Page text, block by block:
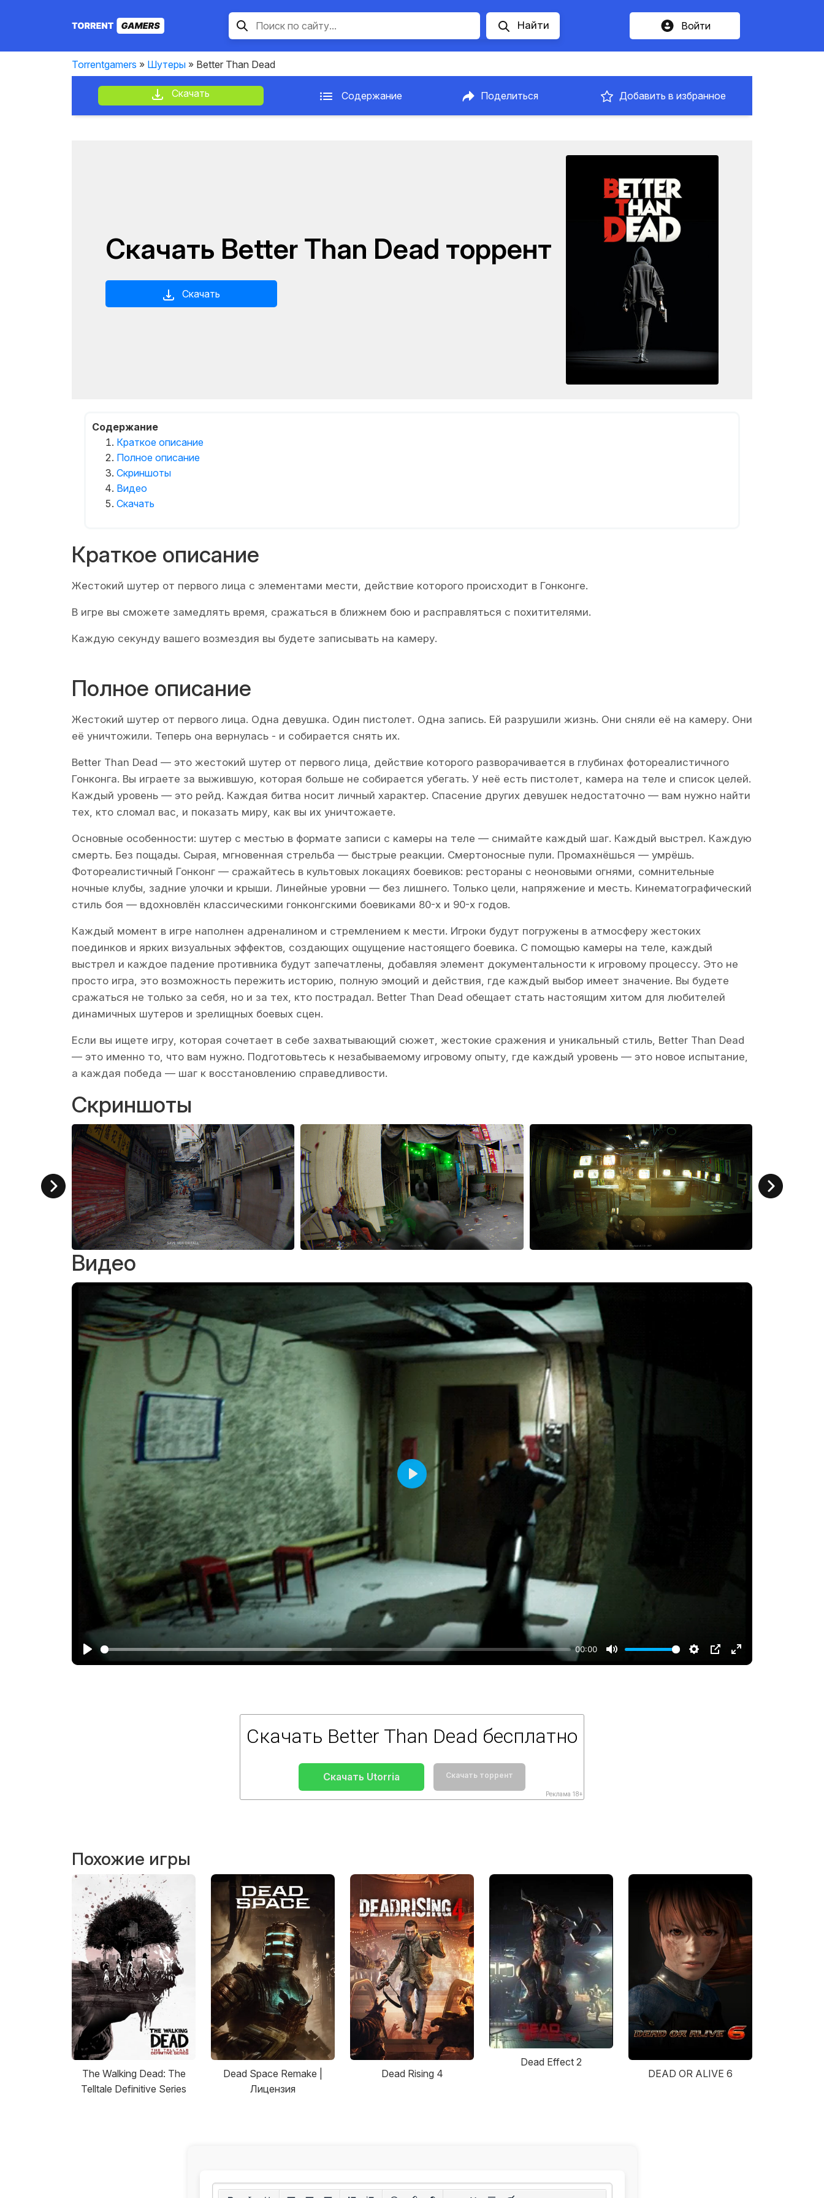
Найти Войти
Torrentgamers » Шутеры » Better Than Dead
Скачать Содержание Поделиться Добавить в избранное
Скачать Better Than Dead торрент
Скачать
Содержание
Краткое описание
Полное описание
Скриншоты
Видео
Скачать
Краткое описание
Жестокий шутер от первого лица с элементами мести, действие которого происходит в Гонконге.
В игре вы сможете замедлять время, сражаться в ближнем бою и расправляться с похитителями.
Каждую секунду вашего возмездия вы будете записывать на камеру.
Полное описание
Жестокий шутер от первого лица. Одна девушка. Один пистолет. Одна запись. Ей разрушили жизнь. Они сняли её на камеру. Они
её уничтожили. Теперь она вернулась - и собирается снять их.
Better Than Dead — это жестокий шутер от первого лица, действие которого разворачивается в глубинах фотореалистичного
Гонконга. Вы играете за выжившую, которая больше не собирается убегать. У неё есть пистолет, камера на теле и список целей.
Каждый уровень — это рейд. Каждая битва носит личный характер. Спасение других девушек недостаточно — вам нужно найти
тех, кто сломал вас, и показать миру, как вы их уничтожаете.
Основные особенности: шутер с местью в формате записи с камеры на теле — снимайте каждый шаг. Каждый выстрел. Каждую
смерть. Без пощады. Сырая, мгновенная стрельба — быстрые реакции. Смертоносные пули. Промахнёшься — умрёшь.
Фотореалистичный Гонконг — сражайтесь в культовых локациях боевиков: рестораны с неоновыми огнями, сомнительные
ночные клубы, задние улочки и крыши. Линейные уровни — без лишнего. Только цели, напряжение и месть. Кинематографический
стиль боя — вдохновлён классическими гонконгскими боевиками 80-х и 90-х годов.
Каждый момент в игре наполнен адреналином и стремлением к мести. Игроки будут погружены в атмосферу жестоких
поединков и ярких визуальных эффектов, создающих ощущение настоящего боевика. С помощью камеры на теле, каждый
выстрел и каждое падение противника будут запечатлены, добавляя элемент документальности к игровому процессу. Это не
просто игра, это возможность пережить историю, полную эмоций и действия, где каждый выбор имеет значение. Вы будете
сражаться не только за себя, но и за тех, кто пострадал. Better Than Dead обещает стать настоящим хитом для любителей
динамичных шутеров и зрелищных боевых сцен.
Если вы ищете игру, которая сочетает в себе захватывающий сюжет, жестокие сражения и уникальный стиль, Better Than Dead
— это именно то, что вам нужно. Подготовьтесь к незабываемому игровому опыту, где каждый уровень — это новое испытание,
а каждая победа — шаг к восстановлению справедливости.
Скриншоты
Видео
00:00
Воспроизвести
Скачать Better Than Dead бесплатно
Скачать Utorria Скачать торрент
Реклама 18+
Похожие игры
The Walking Dead: The
Telltale Definitive Series
Dead Space Remake |
Лицензия
Dead Rising 4
Dead Effect 2
DEAD OR ALIVE 6